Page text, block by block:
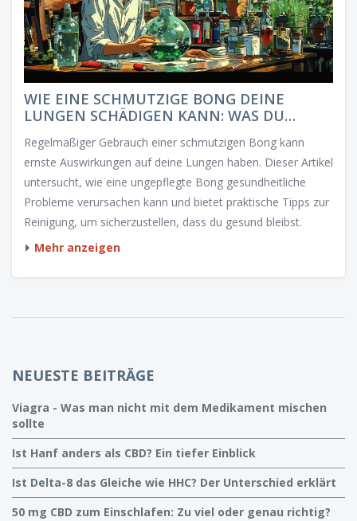
WIE EINE SCHMUTZIGE BONG DEINE
LUNGEN SCHÄDIGEN KANN: WAS DU
Regelmäßiger Gebrauch einer schmutzigen Bong kann
ernste Auswirkungen auf deine Lungen haben. Dieser Artikel
untersucht, wie eine ungepflegte Bong gesundheitliche
Probleme verursachen kann und bietet praktische Tipps zur
Reinigung, um sicherzustellen, dass du gesund bleibst.
Mehr anzeigen
NEUESTE BEITRÄGE
Viagra - Was man nicht mit dem Medikament mischen
sollte
Ist Hanf anders als CBD? Ein tiefer Einblick
Ist Delta-8 das Gleiche wie HHC? Der Unterschied erklärt
50 mg CBD zum Einschlafen: Zu viel oder genau richtig?